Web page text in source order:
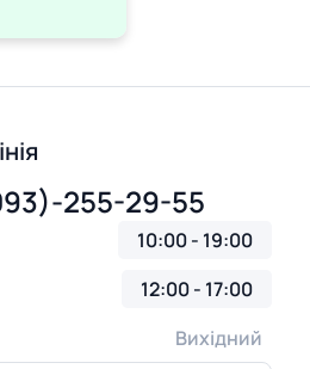
255-29-55
10:00 - 19:00
12:00 - 17:00
Вихідний